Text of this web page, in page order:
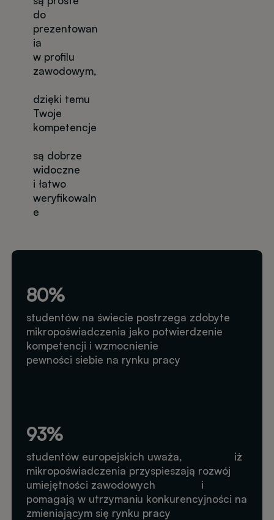
do
prezentowan
ia
w profilu
zawodowym,
dzięki temu
Twoje
kompetencje
są dobrze
widoczne
i łatwo
weryfikowaln
e
80%
studentów na świecie postrzega zdobyte
mikropoświadczenia jako potwierdzenie
kompetencji i wzmocnienie
pewności siebie na rynku pracy
93%
studentów europejskich uważa, iż
mikropoświadczenia przyspieszają rozwój
umiejętności zawodowych i
pomagają w utrzymaniu konkurencyjności na
zmieniającym się rynku pracy